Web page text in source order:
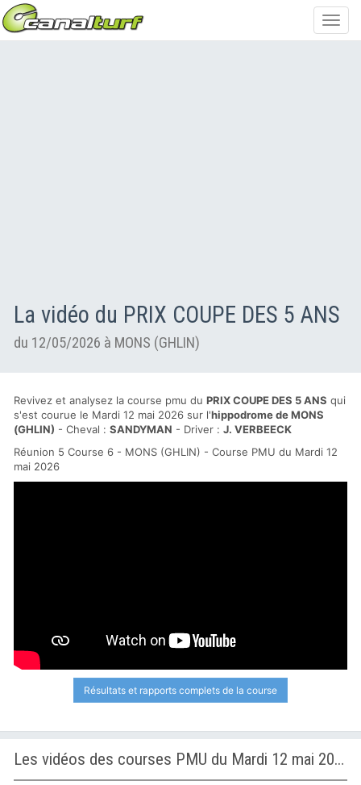
La vidéo du PRIX COUPE DES 5 ANS
du 12/05/2026 à MONS (GHLIN)
Revivez et analysez la course pmu du PRIX COUPE DES 5 ANS qui
s'est courue le Mardi 12 mai 2026 sur l'hippodrome de MONS
(GHLIN) - Cheval : SANDYMAN - Driver : J. VERBEECK
Réunion 5 Course 6 - MONS (GHLIN) - Course PMU du Mardi 12
mai 2026
Résultats et rapports complets de la course
Les vidéos des courses PMU du Mardi 12 mai 2026